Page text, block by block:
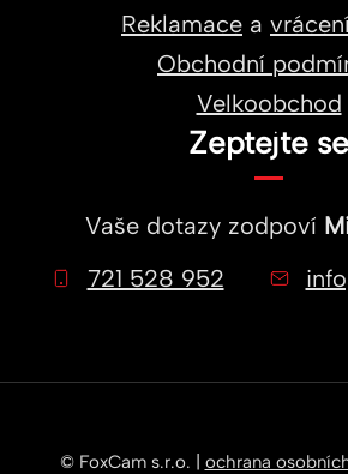
Reklamace a
Obchodní
Velkoobchod
Zeptejte se
Vaše dotazy zodpoví
721 528 952
© FoxCam s.r.o. | ochrana